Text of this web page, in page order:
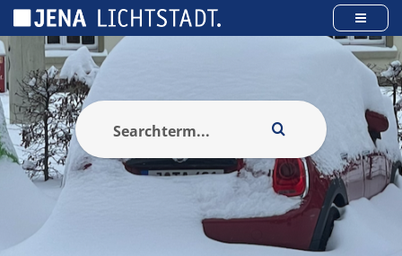
Panel de gestión de cookies